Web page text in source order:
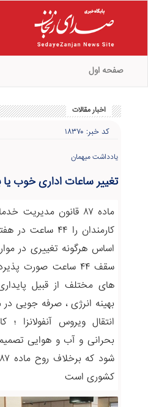
صفحه اول
اخبار مقالات
کد خبر: ۱۸۳۷۰
یادداشت میهمان
تغییر ساعات اداری خوب یا
ماده ۸۷ قانون
کارمندان را ۴۴
اساس هرگونه تغییری در
سقف ۴۴ ساعت صورت
های مختلف از قبیل
بهینه انرژی ، صرفه جویی
انتقال ویروس آنفولانزا
بحرانی و آب و هوایی
کشوری است